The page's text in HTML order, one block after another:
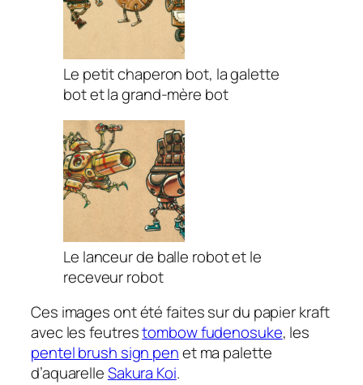
Le petit chaperon bot, la galette
bot et la grand-mère bot
Le lanceur de balle robot et le
receveur robot
Ces images ont été faites sur du papier kraft
avec les feutrestombow fudenosuke, les
pentel brush sign penet ma palette
d’aquarelleSakura Koi.